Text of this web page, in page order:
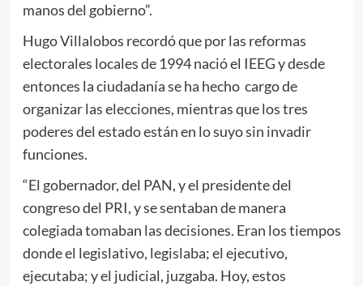
manos del gobierno”.
Hugo Villalobos recordó que por las reformas
electorales locales de 1994 nació el IEEG y desde
entonces la ciudadanía se ha hecho cargo de
organizar las elecciones, mientras que los tres
poderes del estado están en lo suyo sin invadir
funciones.
“El gobernador, del PAN, y el presidente del
congreso del PRI, y se sentaban de manera
colegiada tomaban las decisiones. Eran los tiempos
donde el legislativo, legislaba; el ejecutivo,
ejecutaba; y el judicial, juzgaba. Hoy, estos